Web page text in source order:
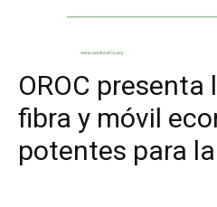
OROC
fibra y móvil
potentes para